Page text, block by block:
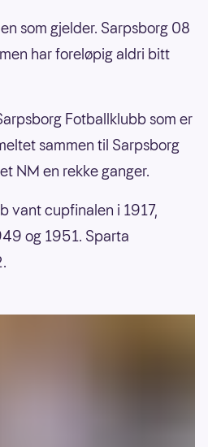
som gjelder. Sarpsborg 08
har foreløpig aldri bitt
Fotballklubb som er
sammen til Sarpsborg
NM en rekke ganger.
vant cupfinalen i 1917,
og 1951. Sparta